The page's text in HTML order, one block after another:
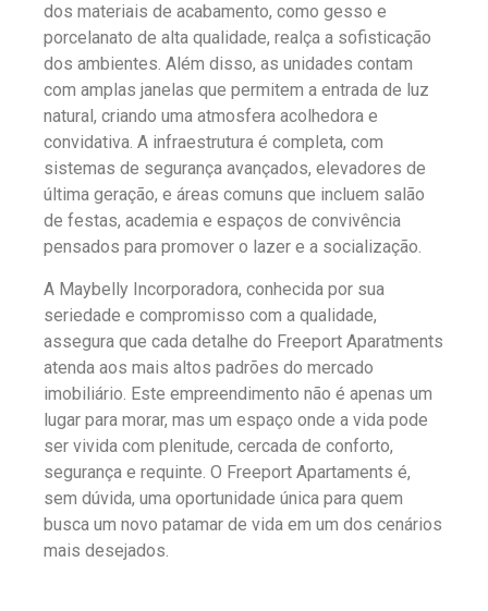
dos materiais de acabamento, como gesso e
porcelanato de alta qualidade, realça a sofisticação
dos ambientes. Além disso, as unidades contam
com amplas janelas que permitem a entrada de luz
natural, criando uma atmosfera acolhedora e
convidativa. A infraestrutura é completa, com
sistemas de segurança avançados, elevadores de
última geração, e áreas comuns que incluem salão
de festas, academia e espaços de convivência
pensados para promover o lazer e a socialização.
A Maybelly Incorporadora, conhecida por sua
seriedade e compromisso com a qualidade,
assegura que cada detalhe do Freeport Aparatments
atenda aos mais altos padrões do mercado
imobiliário. Este empreendimento não é apenas um
lugar para morar, mas um espaço onde a vida pode
ser vivida com plenitude, cercada de conforto,
segurança e requinte. O Freeport Apartaments é,
sem dúvida, uma oportunidade única para quem
busca um novo patamar de vida em um dos cenários
mais desejados.